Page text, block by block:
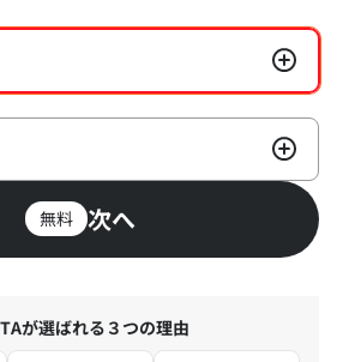
無料 次へ
が選ばれる３つの理由